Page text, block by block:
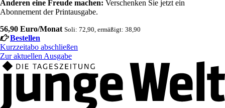
Anderen eine Freude machen: Verschenken Sie jetzt ein
Abonnement der Printausgabe.
56,90 Euro/Monat Soli: 72,90, ermäßigt: 38,90
Bestellen
Kurzzeitabo abschließen
Zur aktuellen Ausgabe